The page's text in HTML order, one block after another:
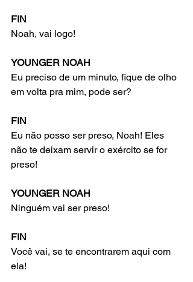
FIN
Noah, vai logo!
YOUNGER NOAH
Eu preciso de um minuto, fique de olho
em volta pra mim, pode ser?
FIN
Eu não posso ser preso, Noah! Eles
não te deixam servir o exército se for
preso!
YOUNGER NOAH
Ninguém vai ser preso!
FIN
Você vai, se te encontrarem aqui com
ela!